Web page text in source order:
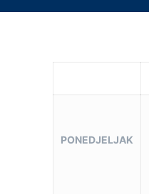
PONEDJELJAK